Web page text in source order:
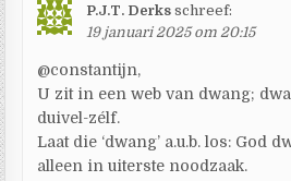
P.J.T. Derks schreef:
19 januari 2025 om 20:15
@constantijn,
U zit in een web van dwang;
duivel-zélf.
Laat die ‘dwang’ a.u.b. los: God
alleen in uiterste noodzaak.